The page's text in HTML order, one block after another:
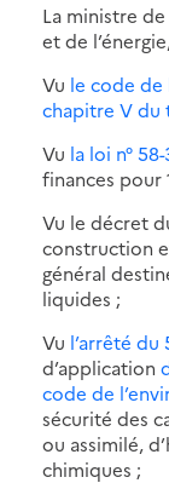
La ministre
et de
Vu le code de
chapitre V du
Vu la loi n°
finances pour
Vu le décret
construction
général
liquides ;
Vu l’arrêté du
d’application
code de
sécurité des
ou assimilé,
chimiques ;